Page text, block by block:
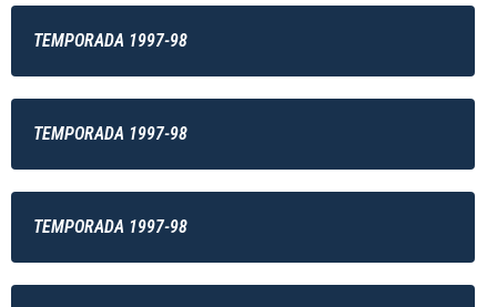
TEMPORADA 1997-98
TEMPORADA 1997-98
TEMPORADA 1997-98